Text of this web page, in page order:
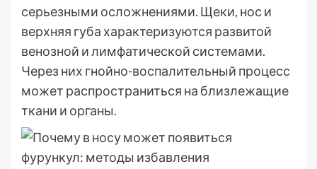
серьезными осложнениями. Щеки, нос и
верхняя губа характеризуются развитой
венозной и лимфатической системами.
Через них гнойно-воспалительный процесс
может распространиться на близлежащие
ткани и органы.